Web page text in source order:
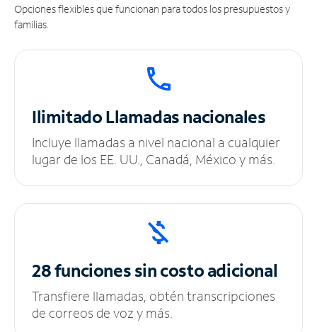
Opciones flexibles que funcionan para todos los presupuestos y
familias.
IlimitadoLlamadas nacionales
Incluye llamadas a nivel nacional a cualquier
lugar de los EE. UU., Canadá, México y más.
28 funciones sincosto adicional
Transfiere llamadas, obtén transcripciones
de correos de voz y más.